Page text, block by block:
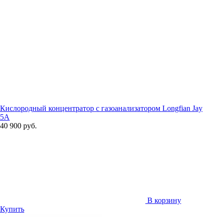
Кислородный концентратор с газоанализатором Longfian Jay
5A
40 900 руб.
В корзину
Купить